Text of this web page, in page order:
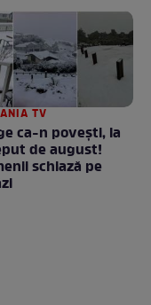
TV
ca-n povești, la
de august!
schiază pe